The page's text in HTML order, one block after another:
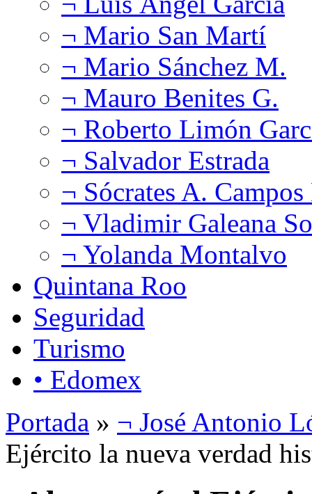
¬ Mario San Martí
¬ Mario Sánchez M.
¬ Mauro Benites G.
¬ Roberto Limón
¬ Salvador Estrada
¬ Sócrates A.
¬ Vladimir Galeana
¬ Yolanda Montalvo
Quintana Roo
Seguridad
Turismo
• Edomex
Portada » ¬ José Antonio
Ejército la nueva verdad